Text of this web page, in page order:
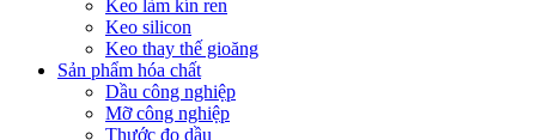
Keo làm kín ren
Keo silicon
Keo thay thế gioăng
Sản phẩm hóa chất
Dầu công nghiệp
Mỡ công nghiệp
Thước đo dầu